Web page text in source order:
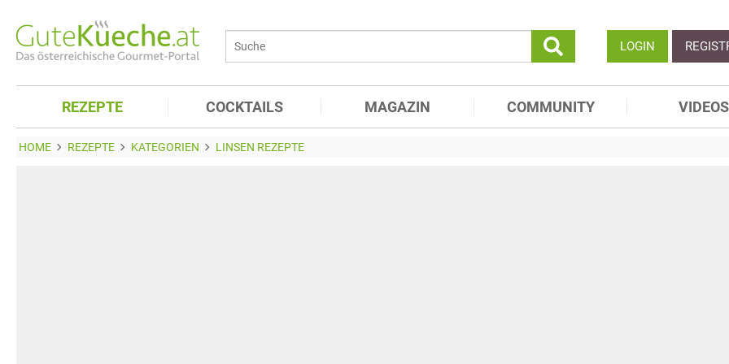
LOGIN
REZEPTE COCKTAILS MAGAZIN COMMUNITY VIDEOS
HOME REZEPTE KATEGORIEN LINSEN REZEPTE